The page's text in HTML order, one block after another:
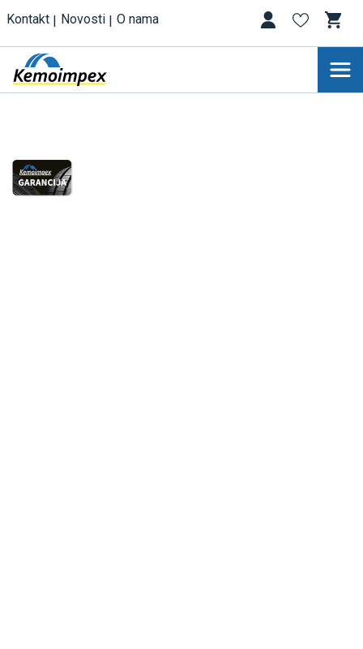
Kontakt Novosti O nama